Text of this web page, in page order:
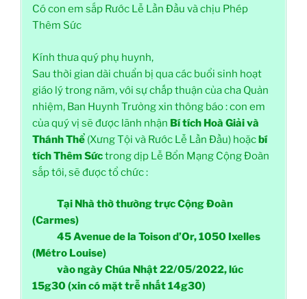
Có con em sắp Rước Lễ Lần Đầu và chịu Phép
Thêm Sức
Kính thưa quý phụ huynh,
Sau thời gian dài chuẩn bị qua các buổi sinh hoạt
giáo lý trong năm, với sự chấp thuận của cha Quản
nhiệm, Ban Huynh Trưởng xin thông báo : con em
của quý vị sẽ được lãnh nhận Bí tích Hoà Giải và
Thánh Thể (Xưng Tội và Rước Lễ Lần Đầu) hoặcbí
tích Thêm Sứctrong dịp Lễ Bổn Mạng Cộng Đoàn
sắp tới, sẽ được tổ chức :
Tại Nhà thờ thường trực Cộng Đoàn
(Carmes)
45 Avenue de la Toison d’Or, 1050 Ixelles
(Métro Louise)
vào ngày Chúa Nhật 22/05/2022, lúc
15g30 (xin có mặt trễ nhất 14g30)